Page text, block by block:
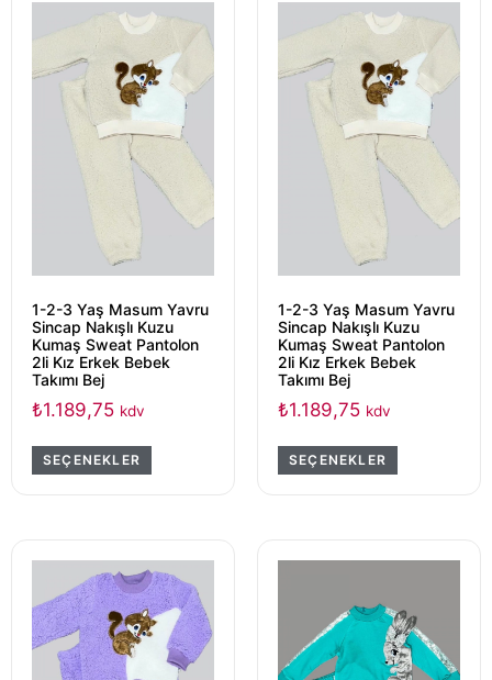
1-2-3 Yaş Masum Yavru
Sincap Nakışlı Kuzu
Kumaş Sweat Pantolon
2li Kız Erkek Bebek
Takımı Bej
₺1.189,75 kdv
SEÇENEKLER
1-2-3 Yaş Masum Yavru
Sincap Nakışlı Kuzu
Kumaş Sweat Pantolon
2li Kız Erkek Bebek
Takımı Bej
₺1.189,75 kdv
SEÇENEKLER